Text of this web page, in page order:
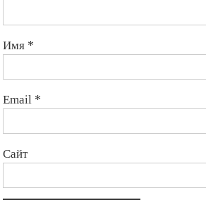
Имя *
Email *
Сайт